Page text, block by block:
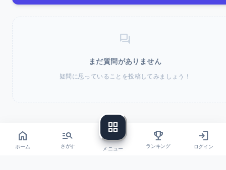
forum
まだ質問がありません
疑問に思っていることを投稿してみましょう！
home
ホーム
manage_search
さがす
grid_view
メニュー
trophy
ランキング
login
ログイン